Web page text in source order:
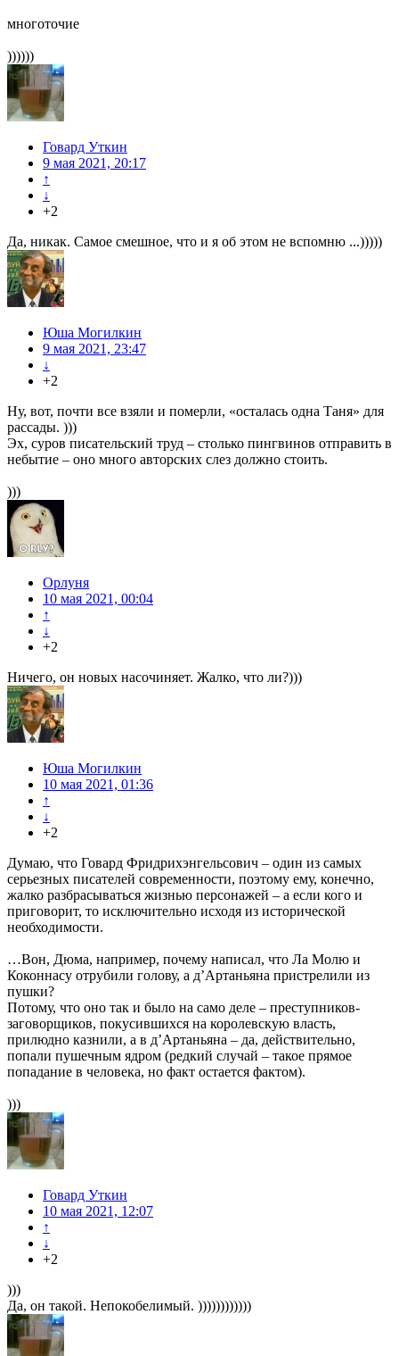
многоточие
))))))
Говард Уткин
9 мая 2021, 20:17
↑
↓
+2
Да, никак. Самое смешное, что и я об этом не вспомню ...)))))
Юша Могилкин
9 мая 2021, 23:47
↓
+2
Ну, вот, почти все взяли и померли, «осталась одна Таня» для
рассады. )))
Эх, суров писательский труд – столько пингвинов отправить в
небытие – оно много авторских слез должно стоить.
)))
Орлуня
10 мая 2021, 00:04
↑
↓
+2
Ничего, он новых насочиняет. Жалко, что ли?)))
Юша Могилкин
10 мая 2021, 01:36
↑
↓
+2
Думаю, что Говард Фридрихэнгельсович – один из самых
серьезных писателей современности, поэтому ему, конечно,
жалко разбрасываться жизнью персонажей – а если кого и
приговорит, то исключительно исходя из исторической
необходимости.
…Вон, Дюма, например, почему написал, что Ла Молю и
Коконнасу отрубили голову, а д’Артаньяна пристрелили из
пушки?
Потому, что оно так и было на само деле – преступников-
заговорщиков, покусившихся на королевскую власть,
прилюдно казнили, а в д’Артаньяна – да, действительно,
попали пушечным ядром (редкий случай – такое прямое
попадание в человека, но факт остается фактом).
)))
Говард Уткин
10 мая 2021, 12:07
↑
↓
+2
)))
Да, он такой. Непокобелимый. ))))))))))))